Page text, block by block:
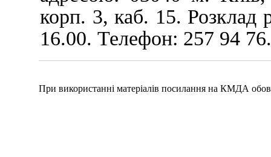
корп. 3, каб. 15. Розклад
16.00. Телефон: 257 94 76.
При використанні матеріалів посилання на КМДА